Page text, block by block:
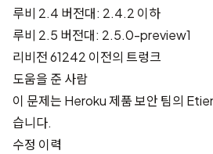
루비 2.4 버전대: 2.4.2 이하
루비 2.5 버전대: 2.5.0-preview1
리비전 61242 이전의 트렁크
도움을 준 사람
이 문제는 Heroku 제품 보안 팀의
습니다.
수정 이력